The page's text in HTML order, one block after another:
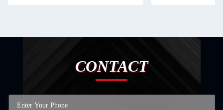
CONTACT